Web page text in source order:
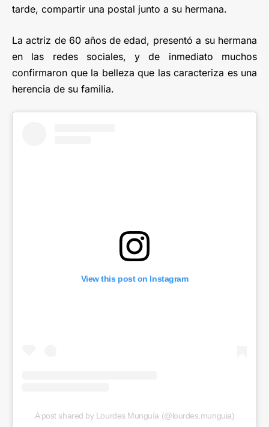
tarde, compartir una postal junto a su hermana.
La actriz de 60 años de edad, presentó a su hermana
en las redes sociales, y de inmediato muchos
confirmaron que la belleza que las caracteriza es una
herencia de su familia.
View this post on Instagram
A post shared by Lourdes Munguía (@lourdes.munguia)